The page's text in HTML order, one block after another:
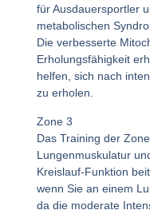
für Ausdauersportler
metabolischen
Die verbesserte
Erholungsfähigkeit
helfen, sich nach
zu erholen.
Zone 3
Das Training der
Lungenmuskulatur
Kreislauf-Funktion
wenn Sie an einem
da die moderate